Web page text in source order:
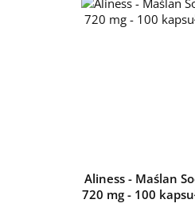
Aliness - Maślan
720 mg - 100